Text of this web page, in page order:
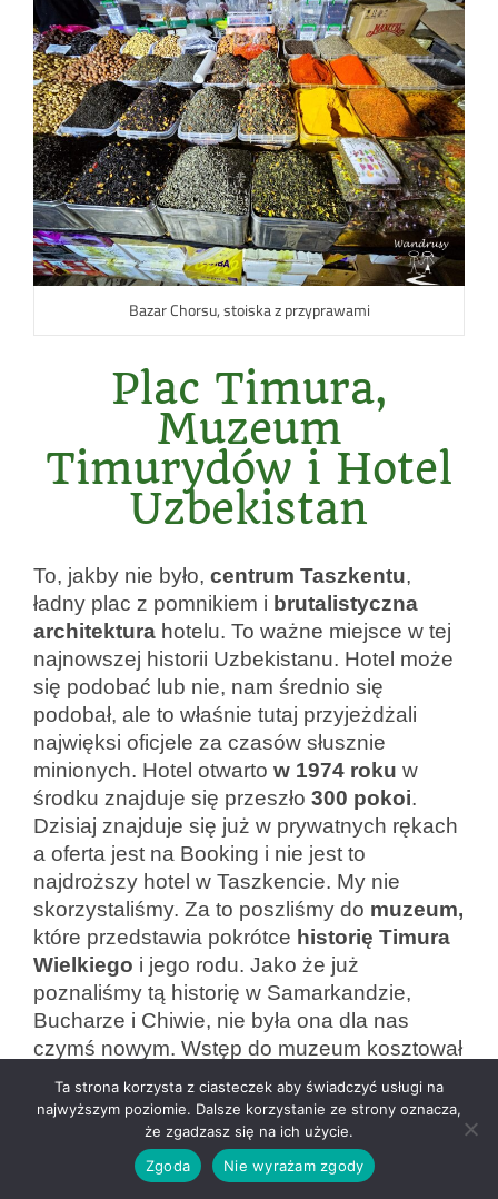
Bazar Chorsu, stoiska z przyprawami
Plac Timura,
Muzeum
Timurydów i Hotel
Uzbekistan
To, jakby nie było, centrum Taszkentu,
ładny plac z pomnikiem i brutalistyczna
architektura hotelu. To ważne miejsce w tej
najnowszej historii Uzbekistanu. Hotel może
się podobać lub nie, nam średnio się
podobał, ale to właśnie tutaj przyjeżdżali
najwięksi oficjele za czasów słusznie
minionych. Hotel otwarto w 1974 roku w
środku znajduje się przeszło 300 pokoi.
Dzisiaj znajduje się już w prywatnych rękach
a oferta jest na Booking i nie jest to
najdroższy hotel w Taszkencie. My nie
skorzystaliśmy. Za to poszliśmy do muzeum,
które przedstawia pokrótce historię Timura
Wielkiego i jego rodu. Jako że już
poznaliśmy tą historię w Samarkandzie,
Bucharze i Chiwie, nie była ona dla nas
czymś nowym. Wstęp do muzeum kosztował
40tys. sum od osoby ( około 12zł, listopad
2024)
Ta strona korzysta z ciasteczek aby świadczyć usługi na
najwyższym poziomie. Dalsze korzystanie ze strony oznacza,
że zgadzasz się na ich użycie.
Zgoda
Nie wyrażam zgody